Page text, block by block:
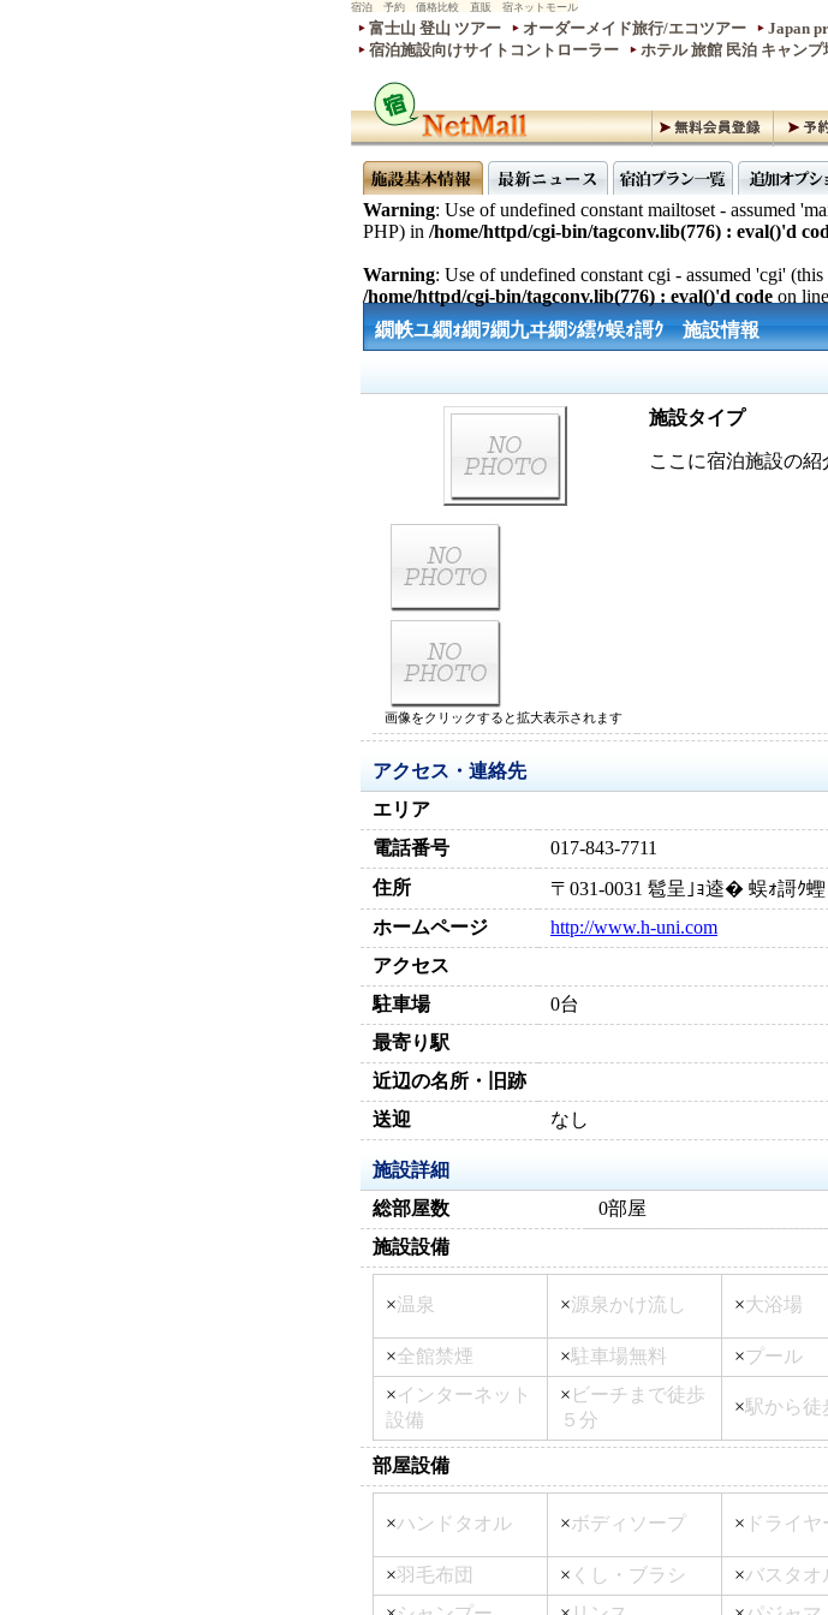
宿泊 予約 価格比較 直販 宿ネットモール
富士山 登山 ツアー オーダーメイド旅行/エコツアー
Japan
宿泊施設向けサイトコントローラー
ホテル 旅館 民泊 キャン
Warning: Use of undefined constant mailtoset - assumed
PHP) in /home/httpd/cgi-bin/tagconv.lib(776) : eval()'d
Warning: Use of undefined constant cgi - assumed 'cgi'
/home/httpd/cgi-bin/tagconv.lib(776) : eval()'d code on line
繝帙ユ繝ｫ繝ｦ繝九ヰ繝ｼ繧ｹ蜈ｫ謌ｸ 施設情報
施設タイプ
ここに宿泊施設の
画像をクリックすると拡大表示されます
アクセス・連絡先
エリア
電話番号
017-843-7711
住所
〒031-0031 髱呈｣ｮ逵� 蜈ｫ謌
ホームページ
http://www.h-uni.com
アクセス
駐車場
0台
最寄り駅
近辺の名所・旧跡
送迎
なし
施設詳細
総部屋数
0部屋
施設設備
×温泉 ×源泉かけ流し ×大浴場
×全館禁煙 ×駐車場無料 ×プール
×インターネット
設備
× ビーチまで徒歩
５分
×駅から徒
部屋設備
×ハンドタオル ×ボディソープ × ドライヤ
×羽毛布団 × くし・ブラシ ×バスタオ